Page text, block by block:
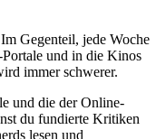
Gegenteil, jede Woche
und in die Kinos
immer schwerer.
und die der Online-
du fundierte Kritiken
lesen und